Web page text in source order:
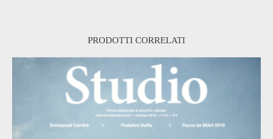
PRODOTTI CORRELATI